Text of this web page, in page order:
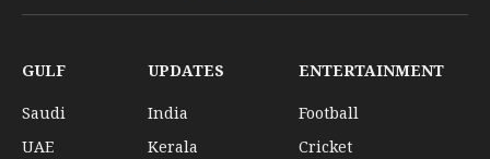
(Twitter)
GULF
Saudi
UAE
UPDATES
India
Kerala
ENTERTAINMENT
Football
Cricket